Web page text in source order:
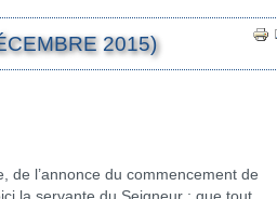
2015)
de l’annonce du commencement de